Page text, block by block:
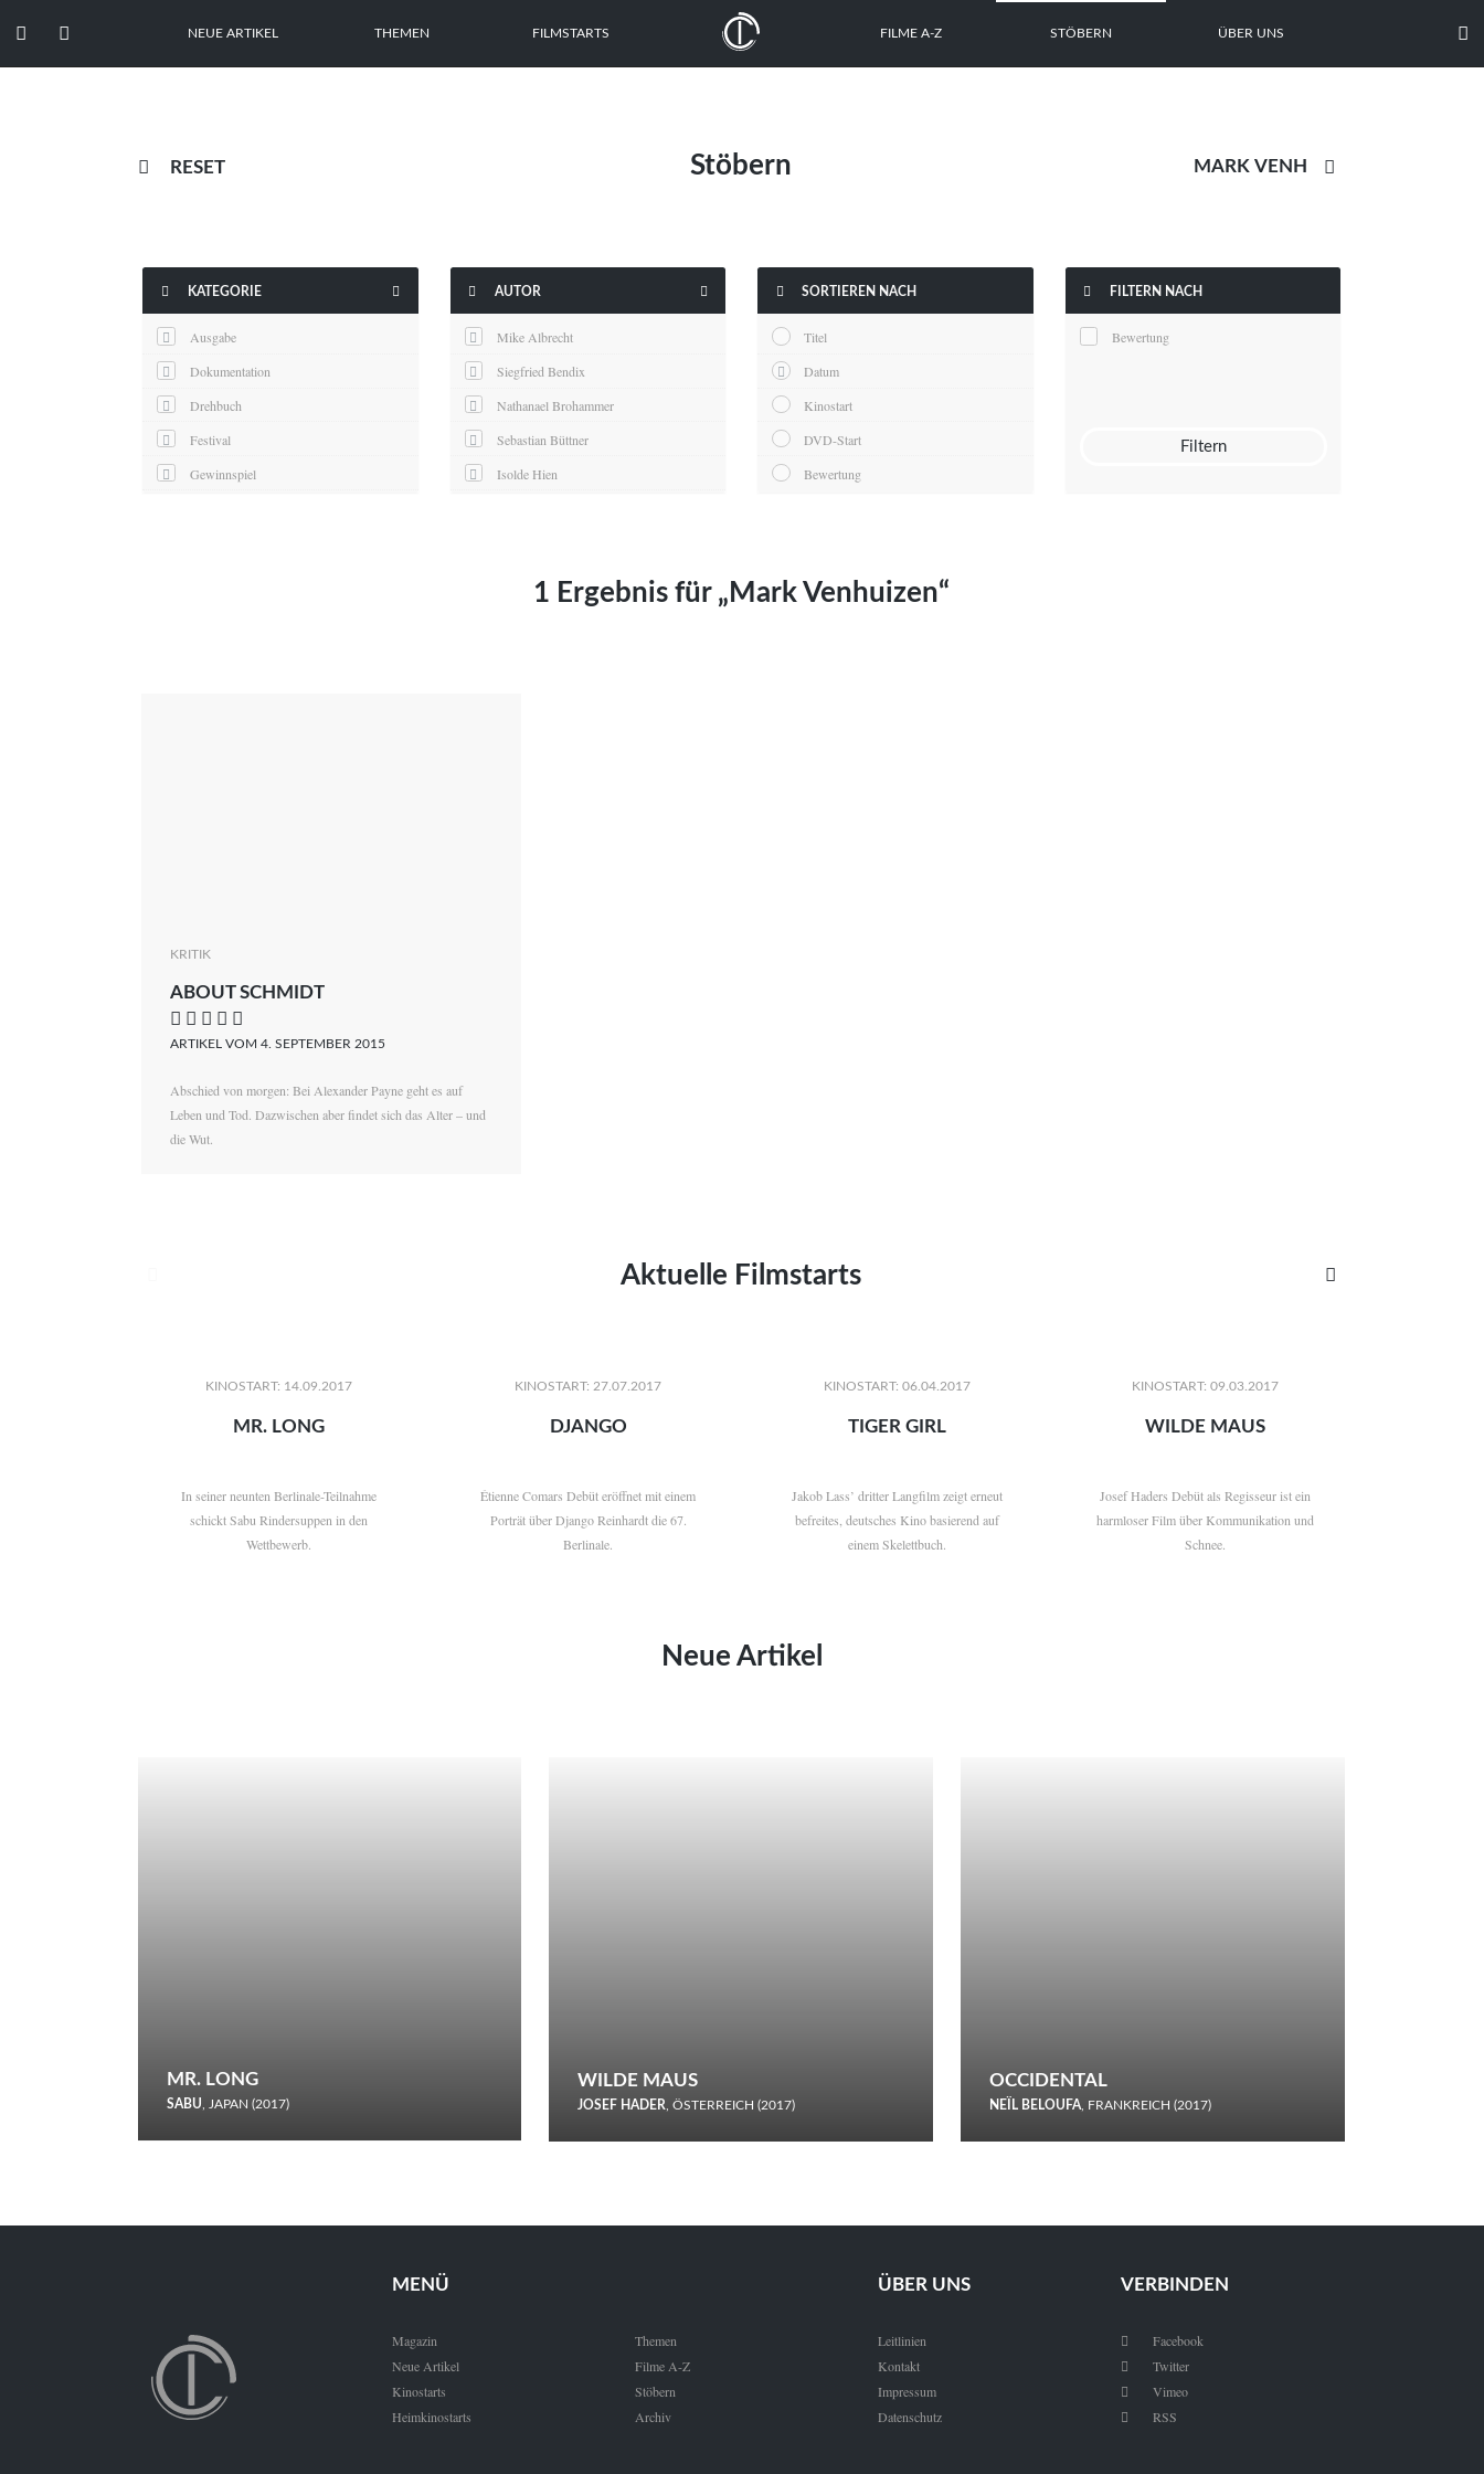
  NEUE ARTIKEL THEMEN FILMSTARTS FILME A-Z STÖBERN ÜBER UNS 
 RESET Stöbern 
 KATEGORIE 
Ausgabe
Dokumentation
Drehbuch
Festival
Gewinnspiel
 AUTOR 
Mike Albrecht
Siegfried Bendix
Nathanael Brohammer
Sebastian Büttner
Isolde Hien
Maximilian Kosing
 SORTIEREN NACH
Titel
Datum
Kinostart
DVD-Start
Bewertung
 FILTERN NACH
Bewertung
Filtern
1 Ergebnis für „Mark Venhuizen“
KRITIK
ABOUT SCHMIDT
    
ARTIKEL VOM 4. SEPTEMBER 2015
Abschied von morgen: Bei Alexander Payne geht es auf
Leben und Tod. Dazwischen aber findet sich das Alter – und
die Wut.
Aktuelle Filmstarts 
KINOSTART: 14.09.2017
MR. LONG
In seiner neunten Berlinale-Teilnahme
schickt Sabu Rindersuppen in den
Wettbewerb.
KINOSTART: 27.07.2017
DJANGO
Étienne Comars Debüt eröffnet mit einem
Porträt über Django Reinhardt die 67.
Berlinale.
KINOSTART: 06.04.2017
TIGER GIRL
Jakob Lass’ dritter Langfilm zeigt erneut
befreites, deutsches Kino basierend auf
einem Skelettbuch.
KINOSTART: 09.03.2017
WILDE MAUS
Josef Haders Debüt als Regisseur ist ein
harmloser Film über Kommunikation und
Schnee.
Neue Artikel
MR. LONG
SABU, JAPAN (2017)
den Wettbewerb.
WILDE MAUS
JOSEF HADER, ÖSTERREICH (2017)
Schnee.
OCCIDENTAL
NEÏL BELOUFA, FRANKREICH (2017)
MENÜ
Magazin
Neue Artikel
Kinostarts
Heimkinostarts
Themen
Filme A-Z
Stöbern
Archiv
ÜBER UNS
Leitlinien
Kontakt
Impressum
Datenschutz
VERBINDEN
 Facebook
 Twitter
 Vimeo
 RSS